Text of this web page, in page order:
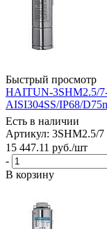
Быстрый просмотр
HAITUN-3SHM2.5/
AISI304SS/IP68/
Есть в наличии
Артикул: 3SHM2.5/7
15 447.11 руб./шт
-
В корзину